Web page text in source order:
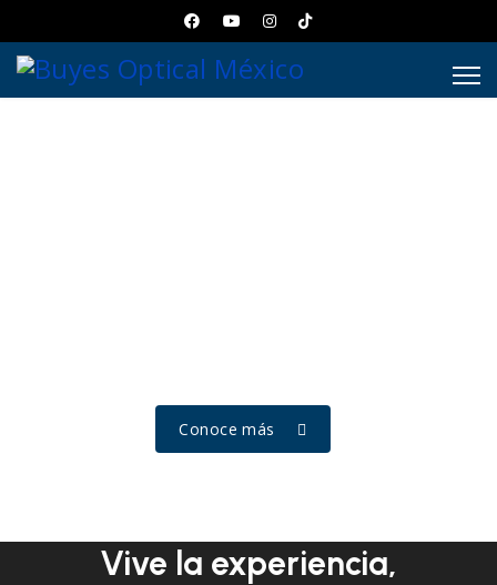
Conoce más
Vive la experiencia,